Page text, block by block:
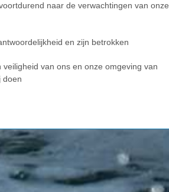
naar de verwachtingen van onze
en zijn betrokken
veiligheid van ons en onze omgeving van
doen